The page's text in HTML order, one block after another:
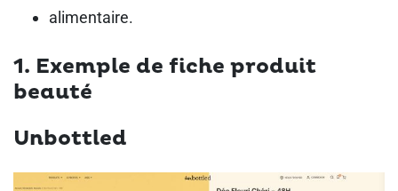
alimentaire.
1. Exemple de fiche produit
beauté
Unbottled